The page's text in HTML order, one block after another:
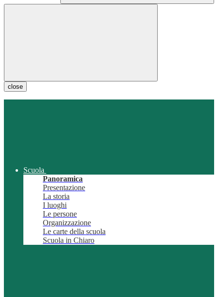
close
Scuola
Panoramica
Presentazione
La storia
I luoghi
Le persone
Organizzazione
Le carte della scuola
Scuola in Chiaro